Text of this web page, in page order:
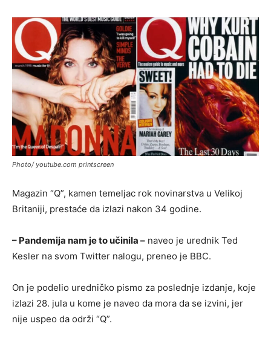
Photo/ youtube.com printscreen
Magazin “Q”, kamen temeljac rok novinarstva u Velikoj
Britaniji, prestaće da izlazi nakon 34 godine.
– Pandemija nam je to učinila – naveo je urednik Ted
Kesler na svom Twitter nalogu, preneo je BBC.
On je podelio uredničko pismo za poslednje izdanje, koje
izlazi 28. jula u kome je naveo da mora da se izvini, jer
nije uspeo da održi “Q”.